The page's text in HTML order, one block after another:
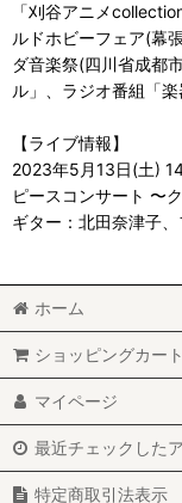
「刈谷アニメ
ルドホビーフェア(幕
ダ音楽祭(四川省成都
ル」、ラジオ番組「
【ライブ情報】
2023年5月13日(土)
ピースコンサート 〜
ギター：北田奈津子
ホーム
ショッピングカート
マイページ
最近チェックした
特定商取引法表示